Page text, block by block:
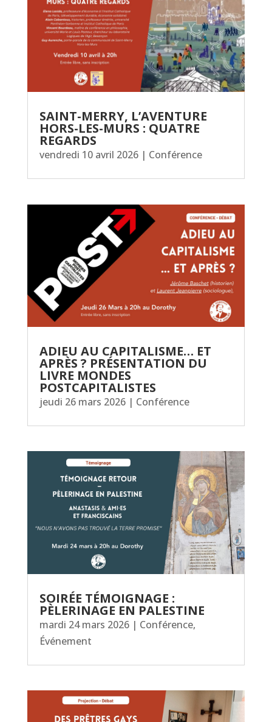
SAINT-MERRY, L’AVENTURE
HORS-LES-MURS : QUATRE
REGARDS
vendredi 10 avril 2026| Conférence
ADIEU AU CAPITALISME… ET
APRÈS ? PRÉSENTATION DU
LIVRE MONDES
POSTCAPITALISTES
jeudi 26 mars 2026| Conférence
SOIRÉE TÉMOIGNAGE :
PÈLERINAGE EN PALESTINE
mardi 24 mars 2026| Conférence,
Événement